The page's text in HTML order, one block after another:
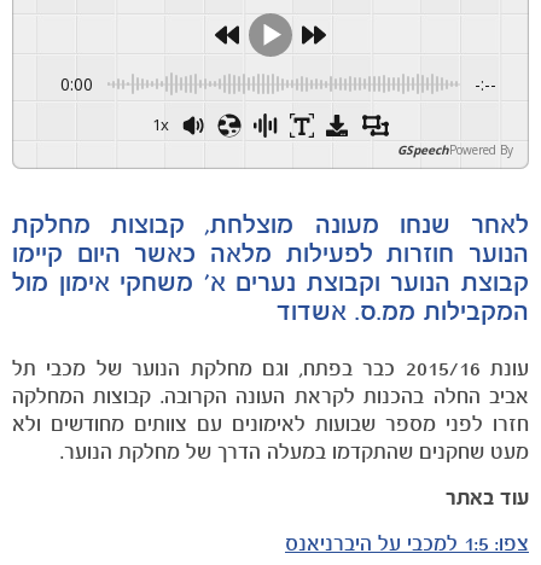
הקבוצות
0:00 -:--
1x
Powered By
GSpeech
לאחר שנחו מעונה מוצלחת, קבוצות מחלקת
הנוער חוזרות לפעילות מלאה כאשר היום קיימו
קבוצת הנוער וקבוצת נערים א' משחקי אימון מול
המקבילות ממ.ס. אשדוד
עונת 2015/16 כבר בפתח, וגם מחלקת הנוער של מכבי תל
אביב החלה בהכנות לקראת העונה הקרובה. קבוצות המחלקה
חזרו לפני מספר שבועות לאימונים עם צוותים מחודשים ולא
מעט שחקנים שהתקדמו במעלה הדרך של מחלקת הנוער.
עוד באתר
צפו: 1:5 למכבי על היברניאנס